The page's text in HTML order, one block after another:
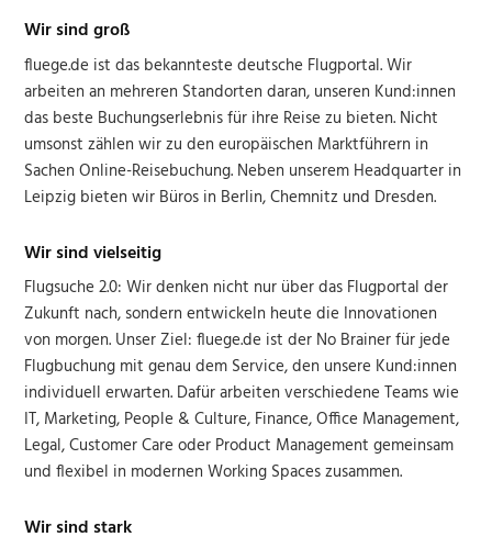
Wir sind groß
fluege.de ist das bekannteste deutsche Flugportal. Wir
arbeiten an mehreren Standorten daran, unseren Kund:innen
das beste Buchungserlebnis für ihre Reise zu bieten. Nicht
umsonst zählen wir zu den europäischen Marktführern in
Sachen Online-Reisebuchung. Neben unserem Headquarter in
Leipzig bieten wir Büros in Berlin, Chemnitz und Dresden.
Wir sind vielseitig
Flugsuche 2.0: Wir denken nicht nur über das Flugportal der
Zukunft nach, sondern entwickeln heute die Innovationen
von morgen. Unser Ziel: fluege.de ist der No Brainer für jede
Flugbuchung mit genau dem Service, den unsere Kund:innen
individuell erwarten. Dafür arbeiten verschiedene Teams wie
IT, Marketing, People & Culture, Finance, Office Management,
Legal, Customer Care oder Product Management gemeinsam
und flexibel in modernen Working Spaces zusammen.
Wir sind stark